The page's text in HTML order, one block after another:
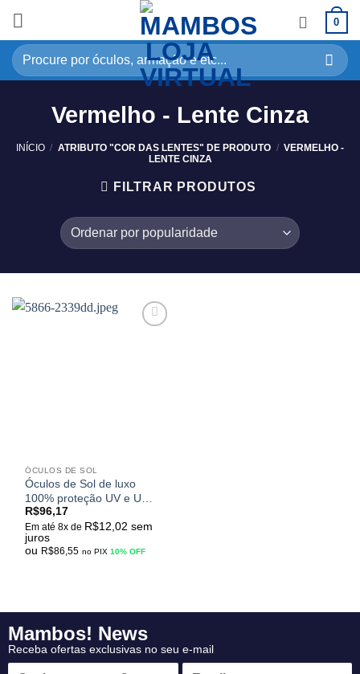
0
Vermelho - Lente Cinza
INÍCIO / ATRIBUTO "COR DAS LENTES" DE PRODUTO / VERMELHO -
LENTE CINZA
FILTRAR PRODUTOS
ÓCULOS DE SOL
Óculos de Sol de luxo
100% proteção UV e UVA
decoração simulando
madeira – Rbrare 2019
R$96,17
Em até 8x de R$12,02 sem
juros
ou R$86,55 no PIX10% OFF
Mambos! News
Receba ofertas exclusivas no seu e-mail